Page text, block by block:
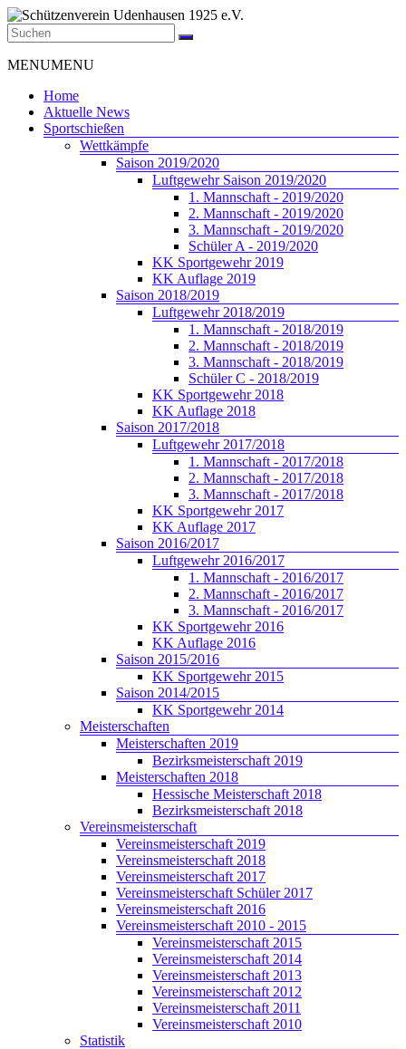
Zum
Inhalt
springen
Schützenverein
Udenhausen
e.V.
Schützenverein
Menü
MENUMENU
Home
Aktuelle News
Sportschießen
Wettkämpfe
Saison 2019/2020
Luftgewehr Saison 2019/2020
1. Mannschaft - 2019/2020
2. Mannschaft - 2019/2020
3. Mannschaft - 2019/2020
Schüler A - 2019/2020
KK Sportgewehr 2019
KK Auflage 2019
Saison 2018/2019
Luftgewehr 2018/2019
1. Mannschaft - 2018/2019
2. Mannschaft - 2018/2019
3. Mannschaft - 2018/2019
Schüler C - 2018/2019
KK Sportgewehr 2018
KK Auflage 2018
Saison 2017/2018
Luftgewehr 2017/2018
1. Mannschaft - 2017/2018
2. Mannschaft - 2017/2018
3. Mannschaft - 2017/2018
KK Sportgewehr 2017
KK Auflage 2017
Saison 2016/2017
Luftgewehr 2016/2017
1. Mannschaft - 2016/2017
2. Mannschaft - 2016/2017
3. Mannschaft - 2016/2017
KK Sportgewehr 2016
KK Auflage 2016
Saison 2015/2016
KK Sportgewehr 2015
Saison 2014/2015
KK Sportgewehr 2014
Meisterschaften
Meisterschaften 2019
Bezirksmeisterschaft 2019
Meisterschaften 2018
Hessische Meisterschaft 2018
Bezirksmeisterschaft 2018
Vereinsmeisterschaft
Vereinsmeisterschaft 2019
Vereinsmeisterschaft 2018
Vereinsmeisterschaft 2017
Vereinsmeisterschaft Schüler 2017
Vereinsmeisterschaft 2016
Vereinsmeisterschaft 2010 - 2015
Vereinsmeisterschaft 2015
Vereinsmeisterschaft 2014
Vereinsmeisterschaft 2013
Vereinsmeisterschaft 2012
Vereinsmeisterschaft 2011
Vereinsmeisterschaft 2010
Statistik